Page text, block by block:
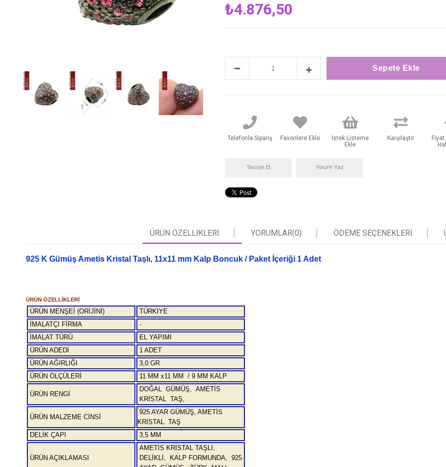
₺4.876,50
Telefonla Sipariş Favorilere Ekle
İstek Listeme
Ekle
Karşılaştır
Tavsiye Et Yorum Yaz
ÜRÜN ÖZELLIKLERI YORUMLAR(0) ÖDEME SEÇENEKLERI
925 K Gümüş Ametis Kristal Taşlı, 11x11 mm Kalp Boncuk / Paket İçeriği 1 Adet
ÜRÜN ÖZELLİKLERİ
ÜRÜN MENŞEİ (ORİJİNİ)
TÜRKİYE
İMALATÇI FİRMA
-
İMALAT TÜRÜ
EL YAPIMI
ÜRÜN ADEDİ
1 ADET
ÜRÜN AĞIRLIĞI
3,0 GR
ÜRÜN ÖLÇÜLERİ
11 MM x11 MM / 9 MM KALP
ÜRÜN RENGİ
DOĞAL GÜMÜŞ, AMETİS
KRİSTAL TAŞ,
ÜRÜN MALZEME CİNSİ
925 AYAR GÜMÜŞ, AMETİS
KRİSTAL TAŞ
DELİK ÇAPI
3,5 MM
ÜRÜN AÇIKLAMASI
AMETİS KRİSTAL TAŞLI,
DELİKLİ, KALP FORMUNDA, 925